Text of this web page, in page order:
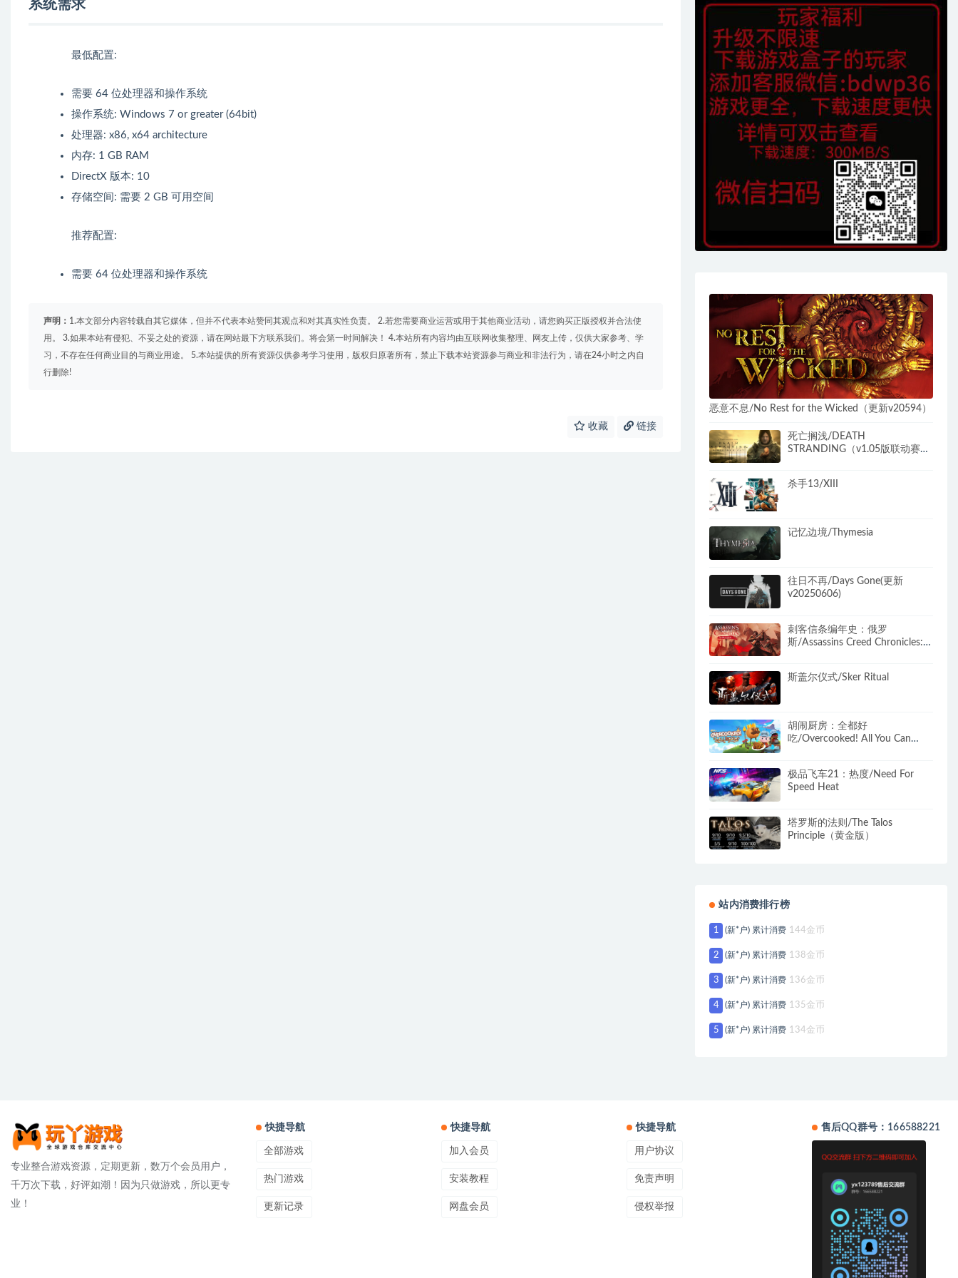
系统需求
最低配置:
需要 64 位处理器和操作系统
操作系统: Windows 7 or greater (64bit)
处理器: x86, x64 architecture
内存: 1 GB RAM
DirectX 版本: 10
存储空间: 需要 2 GB 可用空间
推荐配置:
需要 64 位处理器和操作系统
声明： 1.本文部分内容转载自其它媒体，但并不代表本站赞同其观点和对其真实性负责。 2.若您需要商业运营或用于其他商业活动，请您购买正版授权并合法使
用。 3.如果本站有侵犯、不妥之处的资源，请在网站最下方联系我们。将会第一时间解决！ 4.本站所有内容均由互联网收集整理、网友上传，仅供大家参考、学
习，不存在任何商业目的与商业用途。 5.本站提供的所有资源仅供参考学习使用，版权归原著所有，禁止下载本站资源参与商业和非法行为，请在24小时之内自
行删除!
收藏 链接
恶意不息/No Rest for the Wicked（更新v20594）
死亡搁浅/DEATH
STRANDING（v1.05版联动赛博
杀手13/XIII
记忆边境/Thymesia
往日不再/Days Gone(更新
v20250606)
刺客信条编年史：俄罗
斯/Assassins Creed Chronicles:
斯盖尔仪式/Sker Ritual
胡闹厨房：全都好
吃/Overcooked! All You Can
极品飞车21：热度/Need For
Speed Heat
塔罗斯的法则/The Talos
Principle（黄金版）
站内消费排行榜
1 (新*户) 累计消费 144金币
2 (新*户) 累计消费 138金币
3 (新*户) 累计消费 136金币
4 (新*户) 累计消费 135金币
5 (新*户) 累计消费 134金币
专业整合游戏资源，定期更新，数万个会员用户，
千万次下载，好评如潮！因为只做游戏，所以更专
业！
快捷导航
全部游戏
热门游戏
更新记录
快捷导航
加入会员
安装教程
网盘会员
快捷导航
用户协议
免责声明
侵权举报
售后QQ群号：166588221